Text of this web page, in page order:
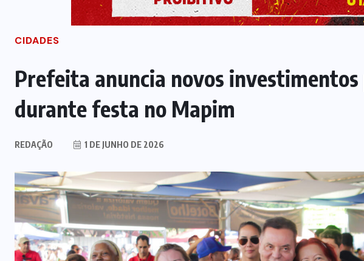
CIDADES
Prefeita anuncia novos investimentos
durante festa no Mapim
REDAÇÃO 1 DE JUNHO DE 2026